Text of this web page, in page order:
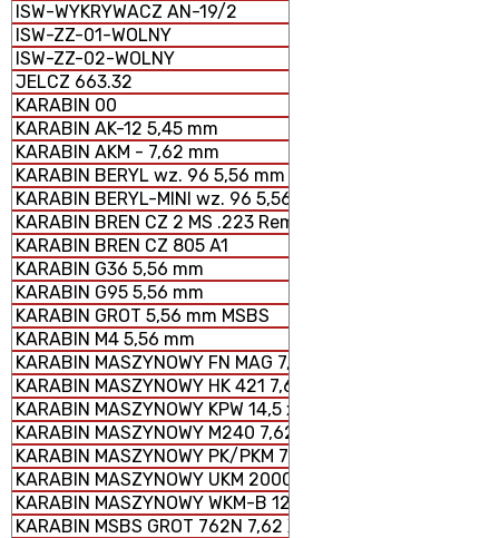
ISW-WYKRYWACZ AN-19/2
ISW-ZZ-01-WOLNY
ISW-ZZ-02-WOLNY
JELCZ 663.32
KARABIN 00
KARABIN AK-12 5,45 mm
KARABIN AKM - 7,62 mm
KARABIN BERYL wz. 96 5,56 mm SZTURMOWY
KARABIN BERYL-MINI wz. 96 5,56 mm SZTURMOWY
KARABIN BREN CZ 2 MS .223 Rem.
KARABIN BREN CZ 805 A1
KARABIN G36 5,56 mm
KARABIN G95 5,56 mm
KARABIN GROT 5,56 mm MSBS
KARABIN M4 5,56 mm
KARABIN MASZYNOWY FN MAG 7,62 × 51 mm
KARABIN MASZYNOWY HK 421 7,62 x 51 mm
KARABIN MASZYNOWY KPW 14,5 x 114 mm
KARABIN MASZYNOWY M240 7,62 × 51 mm
KARABIN MASZYNOWY PK/PKM 7,62 x 54 mm
KARABIN MASZYNOWY UKM 2000 P 7,62 x 51 mm
KARABIN MASZYNOWY WKM-B 12,7 x 99 mm
KARABIN MSBS GROT 762N 7,62 X 51 mm